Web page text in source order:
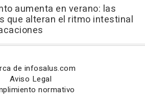
aumenta en verano: las
que alteran el ritmo intestinal
de infosalus.com
Aviso Legal
normativo